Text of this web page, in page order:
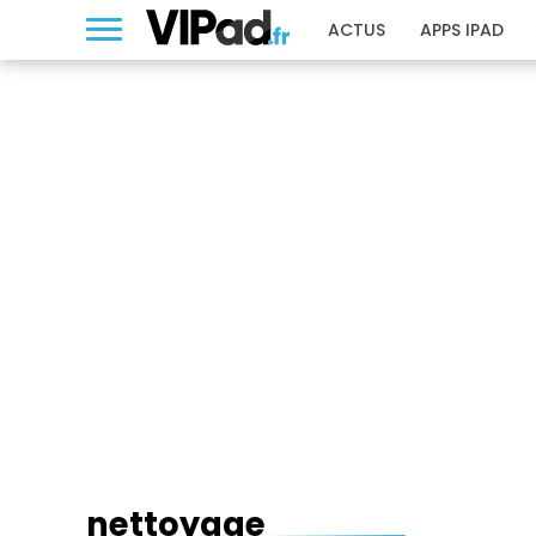
ACTUS APPS IPAD
nettoyage